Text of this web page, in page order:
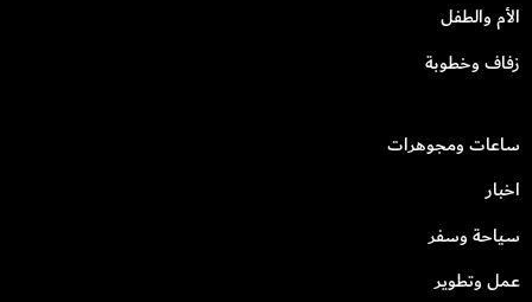
الأم والطفل
زفاف وخطوبة
ساعات ومجوهرات
اخبار
سياحة وسفر
عمل وتطوير